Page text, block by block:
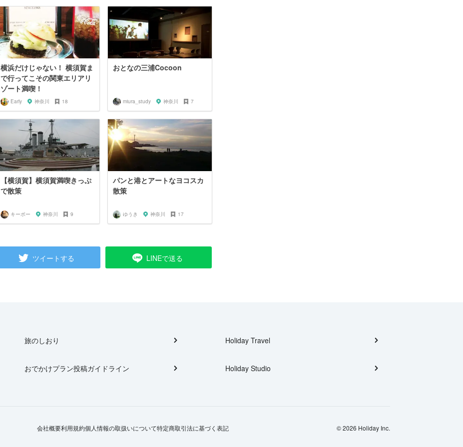
横浜だけじゃない！ 横須賀ま
で行ってこその関東エリアリ
ゾート満喫！
Early 神奈川 18
おとなの三浦Cocoon
miura_study 神奈川 7
【横須賀】横須賀満喫きっぷ
で散策
キーボー 神奈川 9
パンと港とアートなヨコスカ
散策
ゆうき 神奈川 17
ツイートする LINEで送る
旅のしおり
おでかけプラン投稿ガイドライン
Holiday Travel
Holiday Studio
会社概要利用規約個人情報の取扱いについて特定商取引法に基づく表記 © 2026 Holiday Inc.